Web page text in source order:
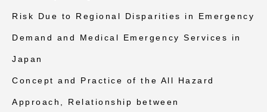
Risk Due to Regional Disparities in Emergency
Demand and Medical Emergency Services in
Japan
Concept and Practice of the All Hazard
Approach, Relationship between